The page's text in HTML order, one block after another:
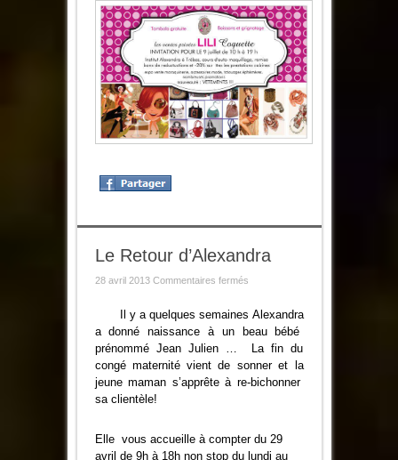
Le Retour d’Alexandra
28 avril 2013 Commentaires ferméssur
d’Alexandra
Il y a quelques semaines Alexandra
a donné naissance à un beau bébé
prénommé Jean Julien … La fin du
congé maternité vient de sonneret la
jeune maman s’apprête à re-bichonner
sa clientèle!
Elle vous accueille à compter du 29
avril de 9h à 18h non stop du lundi au